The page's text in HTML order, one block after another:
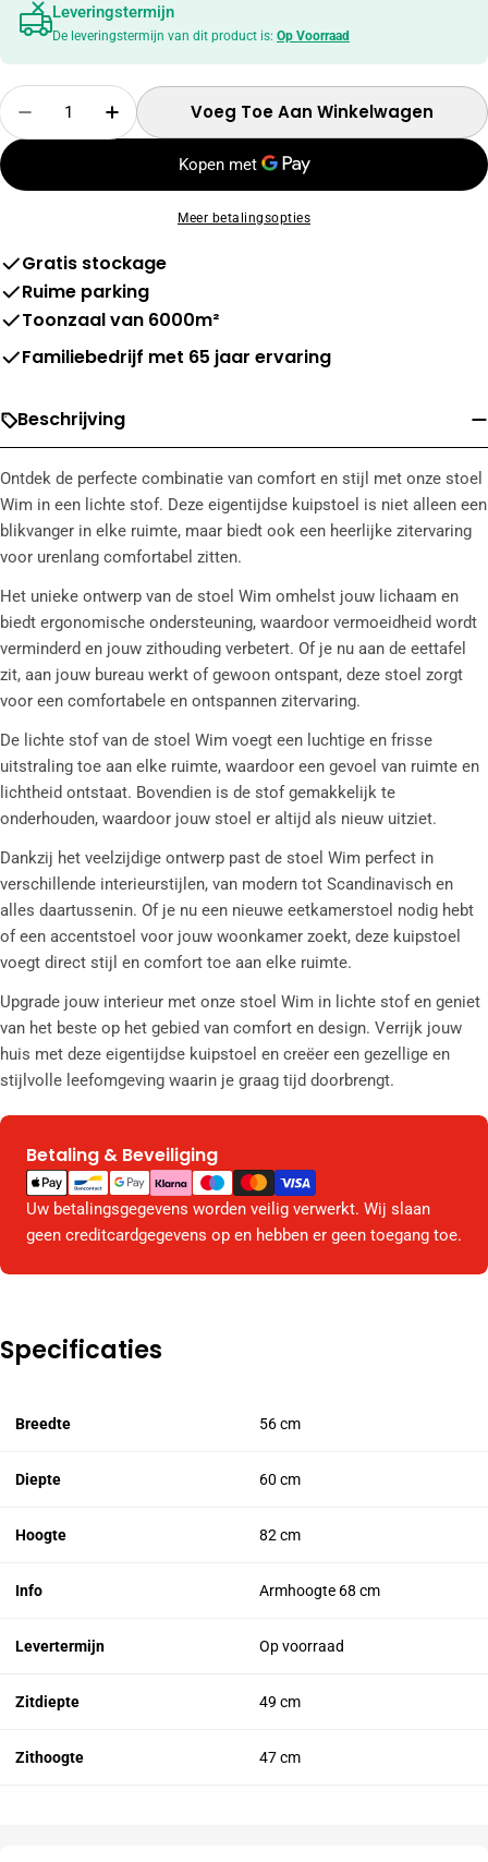
Leveringstermijn
De leveringstermijn van dit product is: Op Voorraad
Hoeveelheid
Verminder Hoeveelheid Voor Stoel Wim -
Verhoog Hoeveelheid Voor Stoel
Voeg Toe Aan Winkelwagen
Meer betalingsopties
Gratis stockage
Ruime parking
Toonzaal van 6000m²
Familiebedrijf met 65 jaar ervaring
Beschrijving
Ontdek de perfecte combinatie van comfort en stijl met onze stoel
Wim in een lichte stof. Deze eigentijdse kuipstoel is niet alleen een
blikvanger in elke ruimte, maar biedt ook een heerlijke zitervaring
voor urenlang comfortabel zitten.
Het unieke ontwerp van de stoel Wim omhelst jouw lichaam en
biedt ergonomische ondersteuning, waardoor vermoeidheid wordt
verminderd en jouw zithouding verbetert. Of je nu aan de eettafel
zit, aan jouw bureau werkt of gewoon ontspant, deze stoel zorgt
voor een comfortabele en ontspannen zitervaring.
De lichte stof van de stoel Wim voegt een luchtige en frisse
uitstraling toe aan elke ruimte, waardoor een gevoel van ruimte en
lichtheid ontstaat. Bovendien is de stof gemakkelijk te
onderhouden, waardoor jouw stoel er altijd als nieuw uitziet.
Dankzij het veelzijdige ontwerp past de stoel Wim perfect in
verschillende interieurstijlen, van modern tot Scandinavisch en
alles daartussenin. Of je nu een nieuwe eetkamerstoel nodig hebt
of een accentstoel voor jouw woonkamer zoekt, deze kuipstoel
voegt direct stijl en comfort toe aan elke ruimte.
Upgrade jouw interieur met onze stoel Wim in lichte stof en geniet
van het beste op het gebied van comfort en design. Verrijk jouw
huis met deze eigentijdse kuipstoel en creëer een gezellige en
stijlvolle leefomgeving waarin je graag tijd doorbrengt.
Betaling & Beveiliging
Betaalmethodes
Uw betalingsgegevens worden veilig verwerkt. Wij slaan
geen creditcardgegevens op en hebben er geen toegang toe.
Specificaties
Breedte 56 cm
Diepte 60 cm
Hoogte 82 cm
Info Armhoogte 68 cm
Levertermijn Op voorraad
Zitdiepte 49 cm
Zithoogte 47 cm